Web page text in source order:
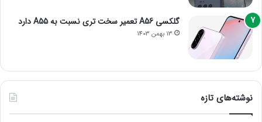
گلکسی A56 تعمیر سخت تری نسبت به A55 دارد
13 بهمن 1403
نوشته‌های تازه